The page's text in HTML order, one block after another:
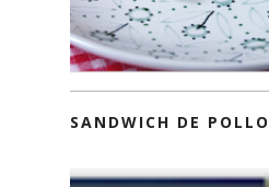
SANDWICH DE